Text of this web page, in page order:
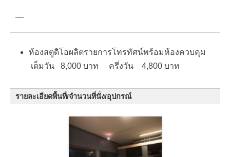
—
ห้องสตูดิโอผลิตรายการโทรทัศน์พร้อมห้องควบคุม
เต็มวัน 8,000 บาท ครึ่งวัน 4,800 บาท
รายละเอียดพื้นที่/จำนวนที่นั่ง/อุปกรณ์